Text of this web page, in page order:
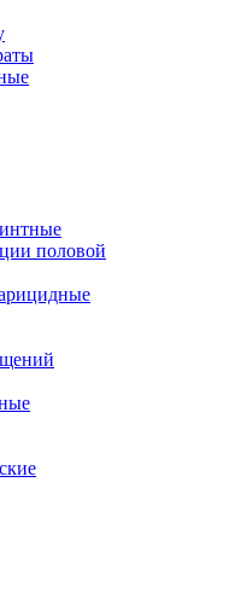
половой